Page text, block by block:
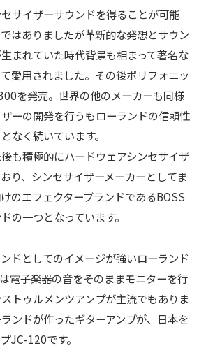
サイザーサウンドを得ることが可能
はありましたが革新的な発想とサウン
まれていた時代背景も相まって著名な
愛用されました。その後ポリフォニッ
を発売。世界の他のメーカーも同様
ーの開発を行うもローランドの信頼性
なく続いています。
も積極的にハードウェアシンセサイザ
り、シンセサイザーメーカーとしてま
のエフェクターブランドであるBOSS
の一つとなっています。
ドとしてのイメージが強いローランド
電子楽器の音をそのままモニターを行
トゥルメンツアンプが主流でもありま
ンドが作ったギターアンプが、日本を
JC-120です。